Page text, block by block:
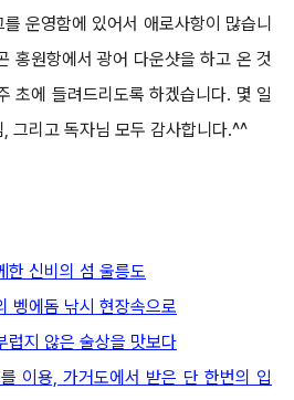
운영함에 있어서 애로사항이 많습니
홍원항에서 광어 다운샷을 하고 온 것
초에 들려드리도록 하겠습니다. 몇 일
그리고 독자님 모두 감사합니다.^^
한 신비의 섬 울릉도
벵에돔 낚시 현장속으로
럽지 않은 술상을 맛보다
이용, 가거도에서 받은 단 한번의 입